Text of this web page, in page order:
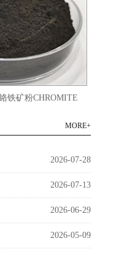
铁矿粉CHROMITE
MORE+
2026-07-28
2026-07-13
2026-06-29
2026-05-09